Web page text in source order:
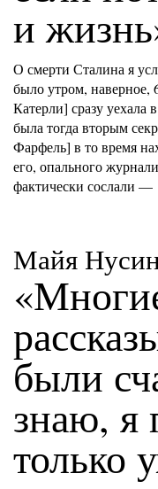
и
О смерти Сталина я
было утром, наверное,
Катерли] сразу уехала
была тогда вторым
Фарфель] в то время
его, опального
фактически сослали —
Майя
были
знаю,
только